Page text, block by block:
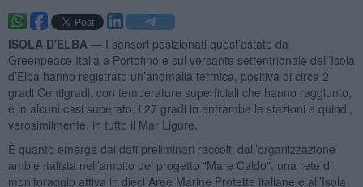
ISOLA D'ELBA — I sensori posizionati quest’estate da
Greenpeace Italia a Portofino e sul versante settentrionale dell’Isola
d’Elba hanno registrato un’anomalia termica, positiva di circa 2
gradi Centigradi, con temperature superficiali che hanno raggiunto,
e in alcuni casi superato, i 27 gradi in entrambe le stazioni e quindi,
verosimilmente, in tutto il Mar Ligure.
È quanto emerge dai dati preliminari raccolti dall’organizzazione
ambientalista nell’ambito del progetto "Mare Caldo", una rete di
monitoraggio attiva in dieci Aree Marine Protette italiane e all’Isola